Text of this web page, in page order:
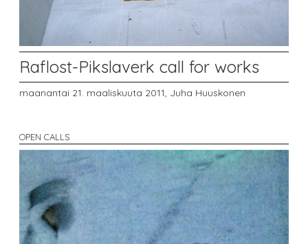
Raflost-Pikslaverk call for works
maanantai 21. maaliskuuta 2011, Juha Huuskonen
OPEN CALLS